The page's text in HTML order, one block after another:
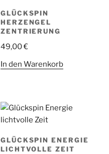
GLÜCKSPIN
HERZENGEL
ZENTRIERUNG
49,00€
In den Warenkorb
GLÜCKSPIN ENERGIE
LICHTVOLLE ZEIT